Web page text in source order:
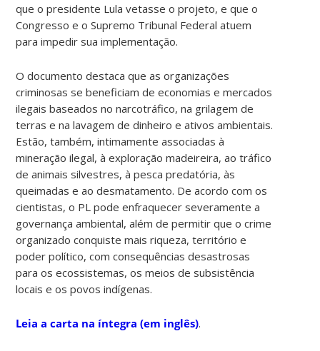
que o presidente Lula vetasse o projeto, e que o
Congresso e o Supremo Tribunal Federal atuem
para impedir sua implementação.
O documento destaca que as organizações
criminosas se beneficiam de economias e mercados
ilegais baseados no narcotráfico, na grilagem de
terras e na lavagem de dinheiro e ativos ambientais.
Estão, também, intimamente associadas à
mineração ilegal, à exploração madeireira, ao tráfico
de animais silvestres, à pesca predatória, às
queimadas e ao desmatamento. De acordo com os
cientistas, o PL pode enfraquecer severamente a
governança ambiental, além de permitir que o crime
organizado conquiste mais riqueza, território e
poder político, com consequências desastrosas
para os ecossistemas, os meios de subsistência
locais e os povos indígenas.
Leia a carta na íntegra (em inglês).